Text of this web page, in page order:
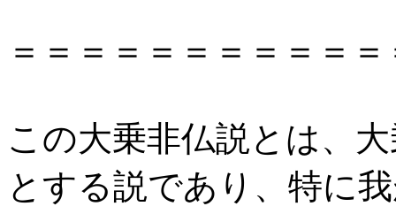
＝＝＝＝＝＝＝＝＝＝
この大乗非仏説とは、
とする説であり、特に